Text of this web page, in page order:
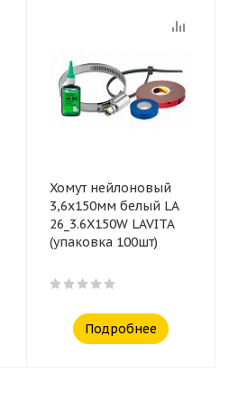
Хомут нейлоновый
3,6x150мм белый LA
26_3.6X150W LAVITA
(упаковка 100шт)
Подробнее